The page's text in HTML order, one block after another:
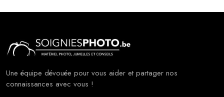
Une équipe dévouée pour vous aider et partager nos
connaissances avec vous !